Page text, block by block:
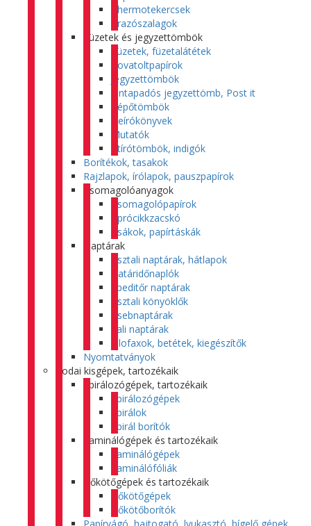
Thermotekercsek
Árazószalagok
Füzetek és jegyzettömbök
Füzetek, füzetalátétek
Rovatoltpapírok
Jegyzettömbök
Öntapadós jegyzettömb, Post it
Tépőtömbök
Beírókönyvek
Mutatók
Átírótömbök, indigók
Borítékok, tasakok
Rajzlapok, írólapok, pauszpapírok
Csomagolóanyagok
Csomagolópapírok
Aprócikkzacskó
Zsákok, papírtáskák
Naptárak
Asztali naptárak, hátlapok
Határidőnaplók
Speditőr naptárak
Asztali könyöklők
Zsebnaptárak
Fali naptárak
Filofaxok, betétek, kiegészítők
Nyomtatványok
Irodai kisgépek, tartozékaik
Spirálozógépek, tartozékaik
Spirálozógépek
Spirálok
Spirál borítók
Laminálógépek és tartozékaik
Laminálógépek
Laminálófóliák
Hőkötőgépek és tartozékaik
Hőkötőgépek
Hőkötőborítók